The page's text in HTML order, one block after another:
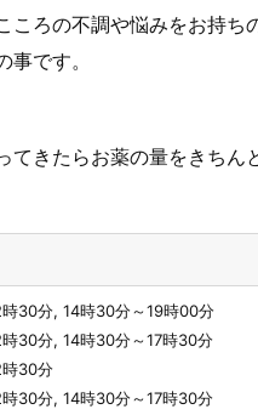
ころの不調や悩みをお持ち
です。
てきたらお薬の量をきちん
30分, 14時30分～19時00分
30分, 14時30分～17時30分
30分
30分, 14時30分～17時30分